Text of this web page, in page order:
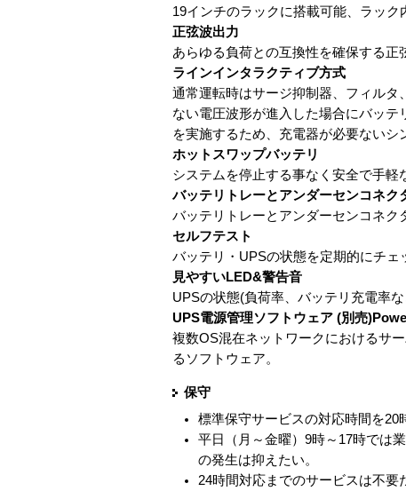
19インチのラックに搭載可能、ラック
正弦波出力
あらゆる負荷との互換性を確保する正
ラインインタラクティブ方式
通常運転時はサージ抑制器、フィル
ない電圧波形が進入した場合にバッ
を実施するため、充電器が必要ないシ
ホットスワップバッテリ
システムを停止する事なく安全で手軽
バッテリトレーとアンダーセンコネク
バッテリトレーとアンダーセンコネ
セルフテスト
バッテリ・UPSの状態を定期的にチ
見やすいLED&警告音
UPSの状態(負荷率、バッテリ充電率
UPS電源管理ソフトウェア (別売
複数OS混在ネットワークにおけるサ
るソフトウェア。
保守
標準保守サービスの対応時間を20
平日（月～金曜）9時～17時では
の発生は抑えたい。
24時間対応までのサービスは不要